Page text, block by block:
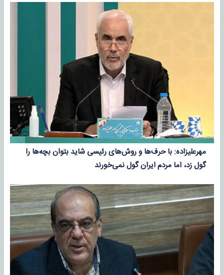
مهرعلیزاده: با حرف‌ها و روش‌های رئیسی شاید بتوان بچه‌ها را
گول زد، اما مردم ایران گول نمی‌خورند